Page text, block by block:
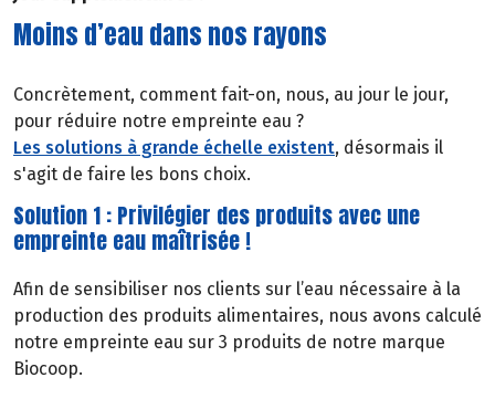
Moins d’eau dans nos rayons
Concrètement, comment fait-on, nous, au jour le jour,
pour réduire notre empreinte eau ?
Les solutions à grande échelle existent, désormais il
s'agit de faire les bons choix.
Solution 1 : Privilégier des produits avec une
empreinte eau maîtrisée !
Afin de sensibiliser nos clients sur l’eau nécessaire à la
production des produits alimentaires, nous avons calculé
notre empreinte eau sur 3 produits de notre marque
Biocoop.